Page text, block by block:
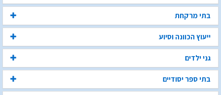
בתי מרקחת
ייעוץ הכוונה וסיוע
גני ילדים
בתי ספר יסודיים